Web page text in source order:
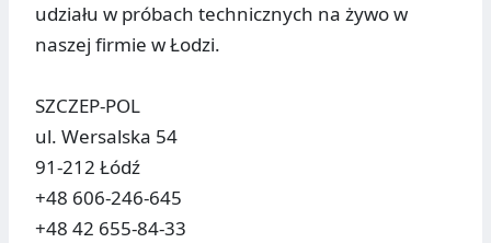
udziału w próbach technicznych na żywo w
naszej firmie w Łodzi.
SZCZEP-POL
ul. Wersalska 54
91-212 Łódź
+48 606-246-645
+48 42 655-84-33